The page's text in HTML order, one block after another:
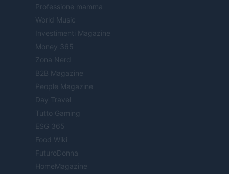
Professione mamma
World Music
Investimenti Magazine
Money 365
Zona Nerd
B2B Magazine
People Magazine
Day Travel
Tutto Gaming
ESG 365
Food Wiki
FuturoDonna
HomeMagazine